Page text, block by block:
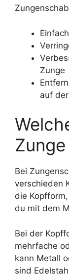
Zunge
auf
Bei
verschieden
die
du mit dem
Bei der
mehrfache
kann Metall
sind